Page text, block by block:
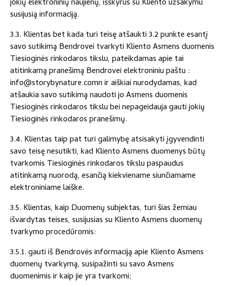
jokių elektroninių naujienų, išskyrus su Kliento užsakymu
susijusią informaciją.
3.3. Klientas bet kada turi teisę atšaukti 3.2 punkte esantį
savo sutikimą Bendrovei tvarkyti Kliento Asmens duomenis
Tiesioginės rinkodaros tikslu, pateikdamas apie tai
atitinkamą pranešimą Bendrovei elektroniniu paštu :
info@storybynature.comn ir aiškiai nurodydamas, kad
atšaukia savo sutikimą naudoti jo Asmens duomenis
Tiesioginės rinkodaros tikslu bei nepageidauja gauti jokių
Tiesioginės rinkodaros pranešimų.
3.4. Klientas taip pat turi galimybę atsisakyti įgyvendinti
savo teisę nesutikti, kad Kliento Asmens duomenys būtų
tvarkomis Tiesioginės rinkodaros tikslu paspaudus
atitinkamą nuorodą, esančią kiekviename siunčiamame
elektroniniame laiške.
3.5. Klientas, kaip Duomenų subjektas, turi šias žemiau
išvardytas teises, susijusias su Kliento Asmens duomenų
tvarkymo procedūromis:
3.5.1. gauti iš Bendrovės informaciją apie Kliento Asmens
duomenų tvarkymą, susipažinti su savo Asmens
duomenimis ir kaip jie yra tvarkomi;